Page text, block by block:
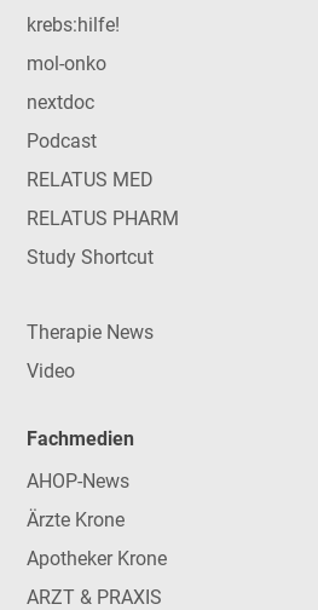
krebs:hilfe!
mol-onko
nextdoc
Podcast
RELATUS MED
RELATUS PHARM
Study Shortcut
Therapie News
Video
Fachmedien
AHOP-News
Ärzte Krone
Apotheker Krone
ARZT & PRAXIS